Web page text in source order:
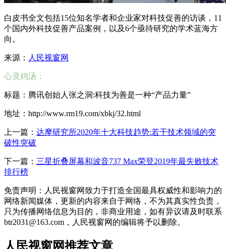
白皮书全文包括15位知名学者和企业家对科技促善的访谈，11
个国内外科技促善产品案例，以及6个亟待研究的学术蓝海方
向。
来源： 人民视窗网
心灵鸡汤：
标题：腾讯创始人张之洞:科技为善是一种“产品力量”
地址：http://www.rm19.com/xbkj/32.html
上一篇： 达摩研究所2020年十大科技趋势:若干技术领域的突
破性突破
下一篇： 三星折叠屏幕和波音737 Max荣登2019年最失败技术
排行榜
免责声明：人民视窗网致力于打造全国最具权威性和影响力的
网络新闻媒体，更新的内容来自于网络，不为其真实性负责，
只为传播网络信息为目的，非商业用途，如有异议请及时联系
btr2031@163.com，人民视窗网的编辑将予以删除。
人民视窗网推荐文章